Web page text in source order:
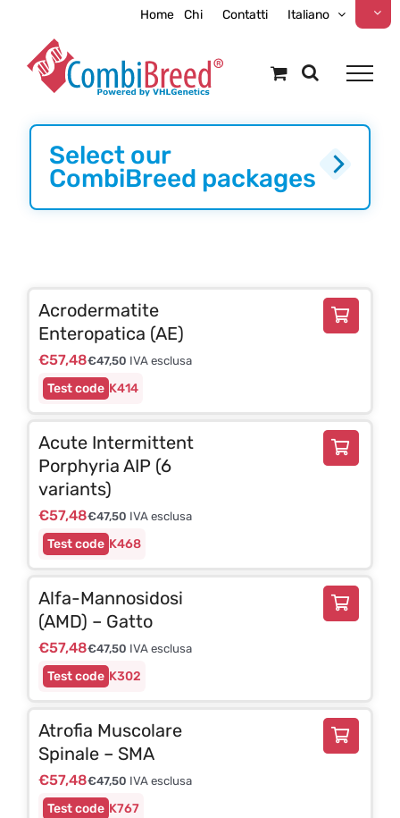
content
Home Chi Contatti Italiano
Select our
CombiBreed packages
K414
Acrodermatite
Enteropatica (AE)
€57,48€47,50 IVA esclusa
K468
Acute Intermittent
Porphyria AIP (6
variants)
€57,48€47,50 IVA esclusa
K302
Alfa-Mannosidosi
(AMD) – Gatto
€57,48€47,50 IVA esclusa
K767
Atrofia Muscolare
Spinale – SMA
€57,48€47,50 IVA esclusa